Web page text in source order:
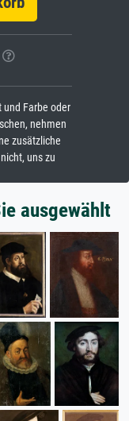
und Farbe oder
nehmen
zusätzliche
uns zu
ausgewählt